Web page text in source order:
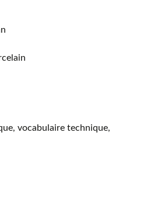
vocabulaire technique,